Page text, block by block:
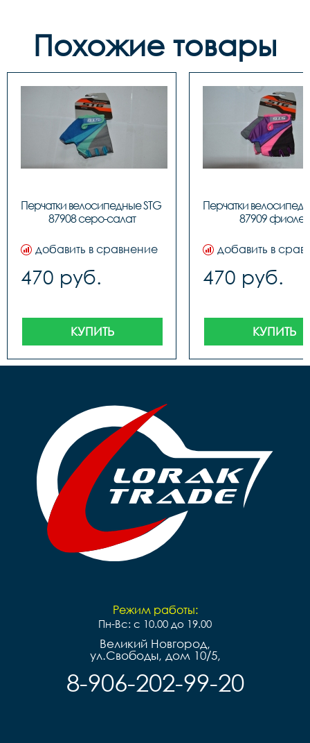
Похожие товары
Перчатки велосипедные STG
87908 серо-салат
добавить в сравнение
470 руб.
КУПИТЬ
Перчатки
87909 фиолет
добавить в
470 руб.
КУПИТЬ
Режим работы:
Пн-Вс: с 10.00 до 19.00
Великий Новгород,
ул.Свободы, дом 10/5,
8-906-202-99-20